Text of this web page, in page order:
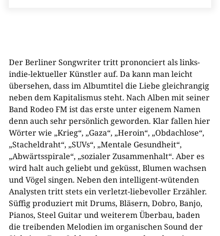
Der Berliner Songwriter tritt prononciert als links-
indie-lektueller Künstler auf. Da kann man leicht
übersehen, dass im Albumtitel die Liebe gleichrangig
neben dem Kapitalismus steht. Nach Alben mit seiner
Band Rodeo FM ist das erste unter eigenem Namen
denn auch sehr persönlich geworden. Klar fallen hier
Wörter wie „Krieg“, „Gaza“, „Heroin“, „Obdachlose“,
„Stacheldraht“, „SUVs“, „Mentale Gesundheit“,
„Abwärtsspirale“, „sozialer Zusammenhalt“. Aber es
wird halt auch geliebt und geküsst, Blumen wachsen
und Vögel singen. Neben den intelligent-wütenden
Analysten tritt stets ein verletzt-liebevoller Erzähler.
Süffig produziert mit Drums, Bläsern, Dobro, Banjo,
Pianos, Steel Guitar und weiterem Überbau, baden
die treibenden Melodien im organischen Sound der